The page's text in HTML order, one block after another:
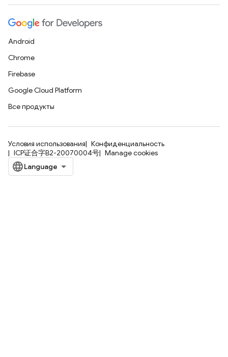
Android
Chrome
Firebase
Google Cloud Platform
Все продукты
Условия использования
Конфиденциальность
ICP证合字B2-20070004号
Manage cookies